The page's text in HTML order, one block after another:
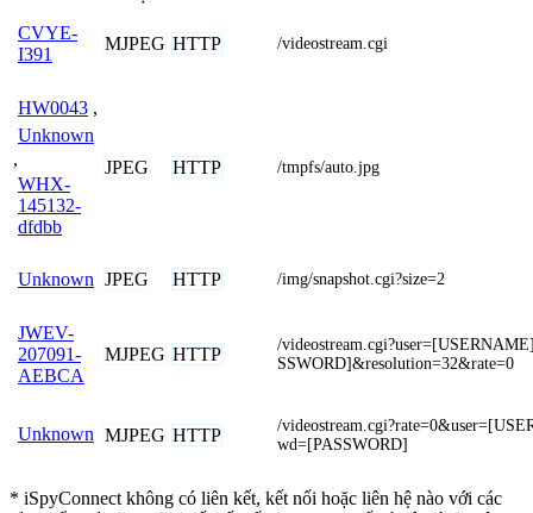
CVYE-
I391
MJPEG HTTP /videostream.cgi
HW0043 ,
Unknown
,
WHX-
145132-
dfdbb
JPEG HTTP /tmpfs/auto.jpg
Unknown JPEG HTTP /img/snapshot.cgi?size=2
JWEV-
207091-
AEBCA
MJPEG HTTP
/
SSWORD]&resolution=32&rate=0
Unknown MJPEG HTTP
/
wd=[PASSWORD]
* iSpyConnect không có liên kết, kết nối hoặc liên hệ nào với các